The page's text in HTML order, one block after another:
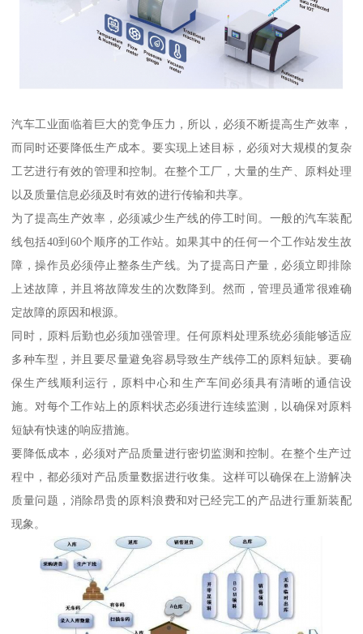
汽车工业面临着巨大的竞争压力，所以，必须不断提高生产效率，
而同时还要降低生产成本。要实现上述目标，必须对大规模的复杂
工艺进行有效的管理和控制。在整个工厂，大量的生产、原料处理
以及质量信息必须及时有效的进行传输和共享。
为了提高生产效率，必须减少生产线的停工时间。一般的汽车装配
线包括40到60个顺序的工作站。如果其中的任何一个工作站发生故
障，操作员必须停止整条生产线。为了提高日产量，必须立即排除
上述故障，并且将故障发生的次数降到。然而，管理员通常很难确
定故障的原因和根源。
同时，原料后勤也必须加强管理。任何原料处理系统必须能够适应
多种车型，并且要尽量避免容易导致生产线停工的原料短缺。要确
保生产线顺利运行，原料中心和生产车间必须具有清晰的通信设
施。对每个工作站上的原料状态必须进行连续监测，以确保对原料
短缺有快速的响应措施。
要降低成本，必须对产品质量进行密切监测和控制。在整个生产过
程中，都必须对产品质量数据进行收集。这样可以确保在上游解决
质量问题，消除昂贵的原料浪费和对已经完工的产品进行重新装配
现象。